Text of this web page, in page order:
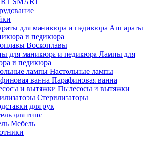
Аппараты
и педикюра
Воскоплавы
Лампы для
и педикюра
Настольные лампы
Парафиновая ванна
Пылесосы и вытяжки
Стерилизаторы
для рук
для типс
Мебель